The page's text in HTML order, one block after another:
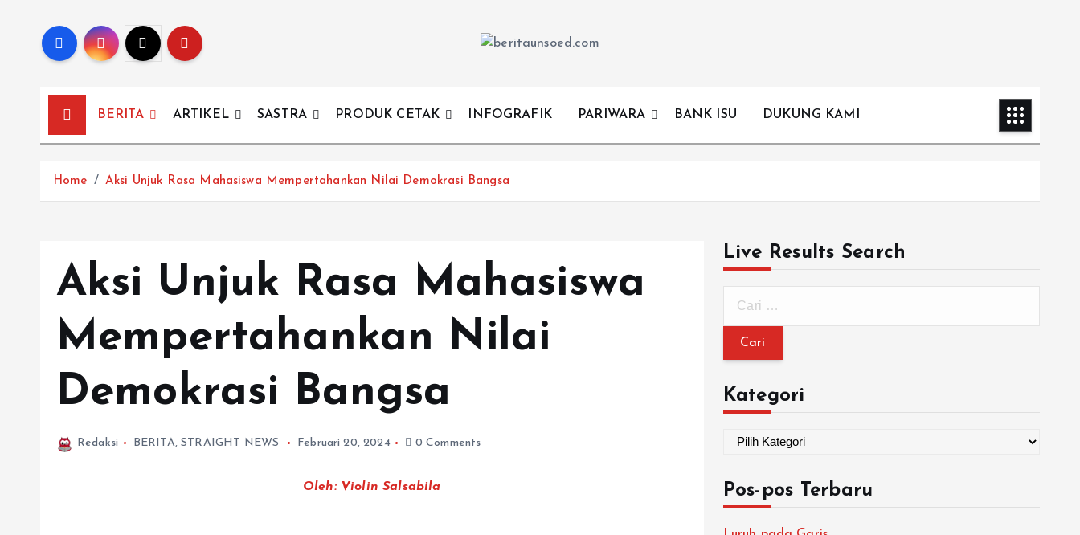
BERITA ARTIKEL SASTRA PRODUK CETAK INFOGRAFIK PARIWARA BANK ISU DUKUNG KAMI
Home Aksi Unjuk Rasa Mahasiswa Mempertahankan Nilai Demokrasi Bangsa
Aksi Unjuk Rasa Mahasiswa
Mempertahankan Nilai
Demokrasi Bangsa
Redaksi BERITA,STRAIGHT NEWS Februari 20, 2024 0 Comments
Oleh: Violin Salsabila
Live Results Search
Kategori
Pos-pos Terbaru